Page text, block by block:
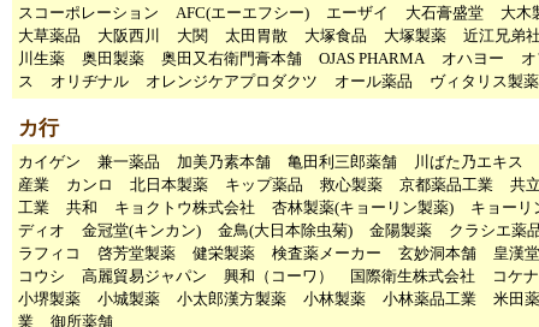
スコーポレーション
AFC(エーエフシー) エーザイ 大石膏盛堂
大木
大草薬品
大阪西川 大関 太田胃散 大塚食品 大塚製薬
近江兄弟
川生薬
奥田製薬 奥田又右衛門膏本舗 OJAS PHARMA オハヨー
ス
オリヂナル オレンジケアプロダクツ オール薬品 ヴィタリス製薬
カ行
カイゲン 兼一薬品 加美乃素本舗 亀田利三郎薬舗
川ばた乃エキス
産業
カンロ 北日本製薬 キップ薬品 救心製薬 京都薬品工業
共
工業
共和 キョクトウ株式会社 杏林製薬(キョーリン製薬)
キョーリ
ディオ
金冠堂(キンカン) 金鳥(大日本除虫菊) 金陽製薬
クラシエ薬
ラフィコ
啓芳堂製薬 健栄製薬 検査薬メーカー 玄妙洞本舗
皇漢
コウシ
高麗貿易ジャパン 興和（コーワ） 国際衛生株式会社
コケ
小堺製薬
小城製薬 小太郎漢方製薬 小林製薬 小林薬品工業
米田
業
御所薬舗